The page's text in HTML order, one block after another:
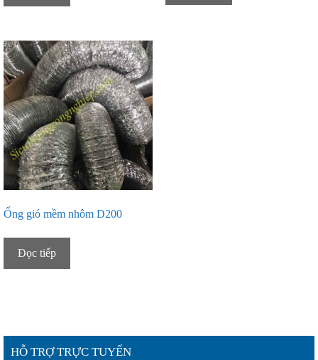
Ống gió mềm nhôm D200
Đọc tiếp
HỖ TRỢ TRỰC TUYẾN